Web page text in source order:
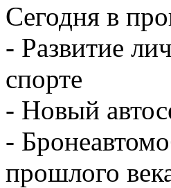
Сегодня в
- Развитие
спорте
- Новый
-
прошлого